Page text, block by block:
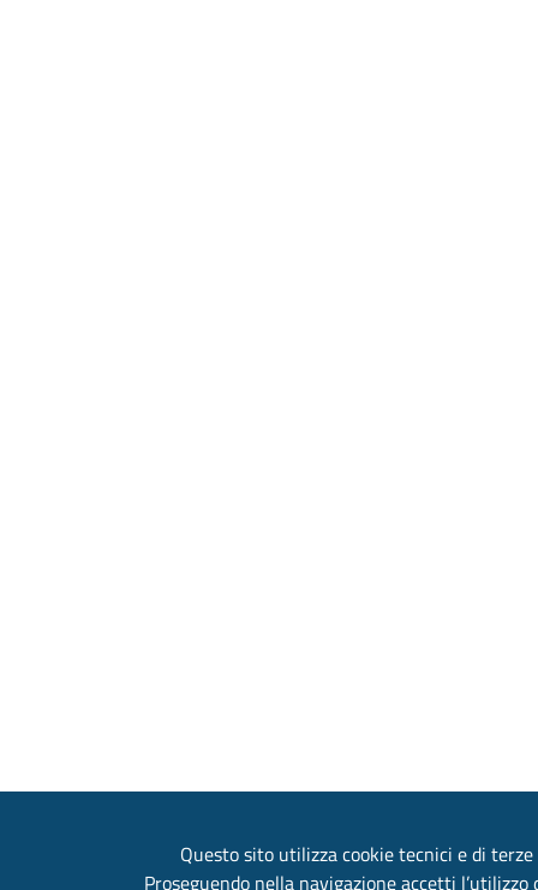
Questo sito utilizza cookie tecnici e di
Proseguendo nella navigazione accetti l’utilizzo